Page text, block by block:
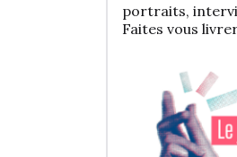
portraits,
Faites vous